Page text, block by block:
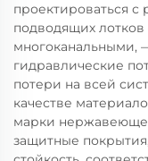
проектироваться
подводящих
многоканальными,
гидравлические
потери на всей
качестве
марки
защитные